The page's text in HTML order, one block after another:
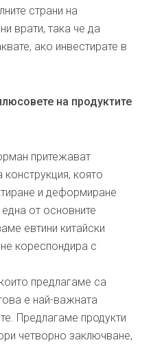
страни на
врати, така че да
ако инвестирате в
на продуктите
притежават
която
и деформиране
от основните
евтини китайски
кореспондира с
предлагаме са
е най-важната
Предлагаме продукти
четворно заключване,